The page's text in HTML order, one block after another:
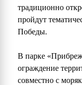
традиционно
пройдут
Победы.
В парке
ограждение
совместно с